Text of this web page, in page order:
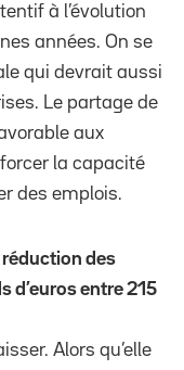
à l’évolution
années. On se
qui devrait aussi
Le partage de
aux
la capacité
des emplois.
réduction des
d’euros entre 215
Alors qu’elle